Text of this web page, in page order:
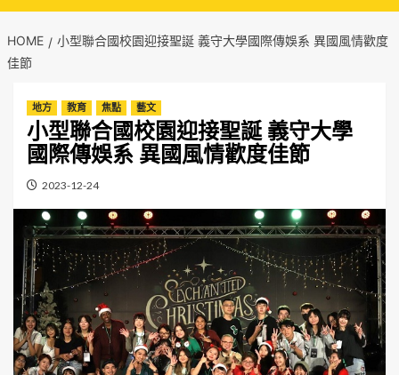
HOME
小型聯合國校園迎接聖誕 義守大學國際傳娛系 異國風情歡度
佳節
地方 教育 焦點 藝文
小型聯合國校園迎接聖誕 義守大學
國際傳娛系 異國風情歡度佳節
2023-12-24